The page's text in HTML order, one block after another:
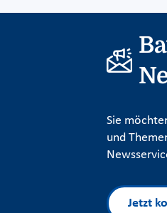
Sie
und
Jetzt